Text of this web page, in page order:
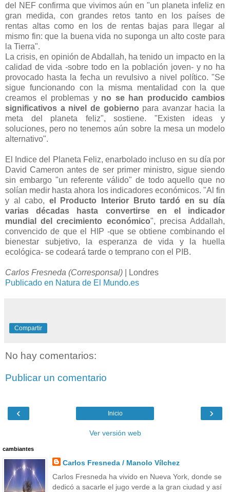
del NEF confirma que vivimos aún en "un planeta infeliz en
gran medida, con grandes retos tanto en los países de
rentas altas como en los de rentas bajas para llegar al
mismo fin: que la buena vida no suponga un alto coste para
la Tierra".
La crisis, en opinión de Abdallah, ha tenido un impacto en la
calidad de vida -sobre todo en la población joven- y no ha
provocado hasta la fecha un revulsivo a nivel político. "Se
sigue funcionando con la misma mentalidad con la que
creamos el problemas y no se han producido cambios
significativos a nivel de gobierno para avanzar hacia la
meta del planeta feliz", sostiene. "Existen ideas y
soluciones, pero no tenemos aún sobre la mesa un modelo
alternativo".
El Indice del Planeta Feliz, enarbolado incluso en su día por
David Cameron antes de ser primer ministro, sigue siendo
sin embargo "un referente válido" de todo aquello que no
solían medir hasta ahora los indicadores económicos. "Al fin
y al cabo, el Producto Interior Bruto tardó en su día
varias décadas hasta convertirse en el indicador
mundial del crecimiento económico", precisa Addallah,
convencido de que el HIP -que se obtiene combinando el
bienestar subjetivo, la esperanza de vida y la huella
ecológica- se codeará tarde o temprano con el PIB.
Carlos Fresneda (Corresponsal)
Londres
Publicado en Natura de El Mundo.es
Compartir
No hay comentarios:
Publicar un comentario
‹ ›
Inicio
Ver versión web
cambiantes
Carlos Fresneda / Manolo Vílchez
Carlos Fresneda ha vivido en Nueva York, donde se
dedicó a sacarle el jugo verde a la gran ciudad y así